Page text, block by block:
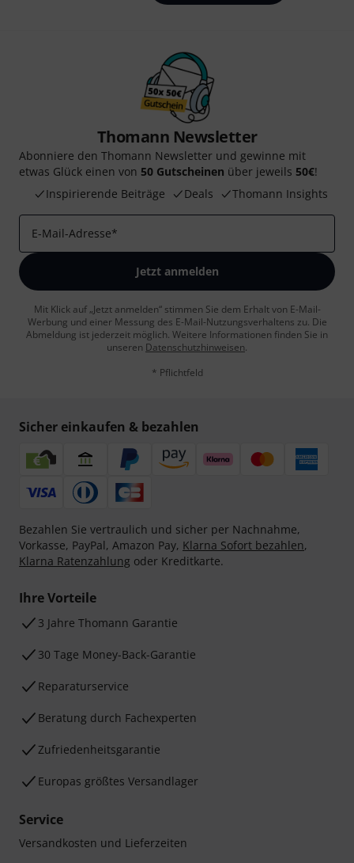
Thomann Newsletter
Abonniere den Thomann Newsletter und gewinne mit
etwas Glück einen von 50 Gutscheinen über jeweils 50€!
Inspirierende Beiträge
Deals Thomann Insights
E-Mail-Adresse*
Jetzt anmelden
Mit Klick auf „Jetzt anmelden“ stimmen Sie dem Erhalt von E-Mail-
Werbung und einer Messung des E-Mail-Nutzungsverhaltens zu. Die
Abmeldung ist jederzeit möglich. Weitere Informationen finden Sie in
unseren Datenschutzhinweisen.
* Pflichtfeld
Sicher einkaufen & bezahlen
Bezahlen Sie vertraulich und sicher per Nachnahme,
Vorkasse, PayPal, Amazon Pay, Klarna Sofort bezahlen,
Klarna Ratenzahlung oder Kreditkarte.
Ihre Vorteile
3 Jahre Thomann Garantie
30 Tage Money-Back-Garantie
Reparaturservice
Beratung durch Fachexperten
Zufriedenheitsgarantie
Europas größtes Versandlager
Service
Versandkosten und Lieferzeiten